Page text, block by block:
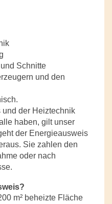
Schnitte
und den
und der Heiztechnik
haben, gilt unser
der Energieausweis
Sie zahlen den
oder nach
m² beheizte Fläche